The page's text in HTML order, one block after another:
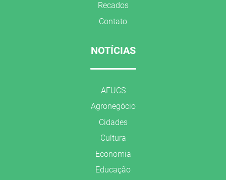
Recados
Contato
NOTÍCIAS
AFUCS
Agronegócio
Cidades
Cultura
Economia
Educação